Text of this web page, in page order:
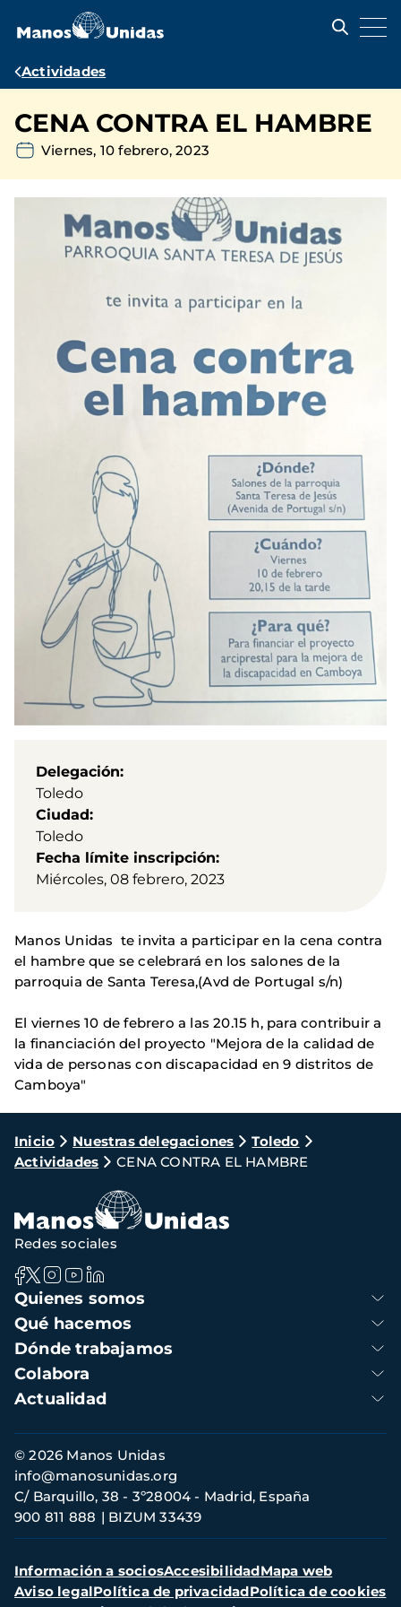
contenido
Ruta
navegación
Actividades
CENA CONTRA EL HAMBRE
Viernes, 10 febrero, 2023
Delegación
Toledo
Ciudad
Toledo
Fecha límite inscripción
Miércoles, 08 febrero, 2023
Manos Unidas te invita a participar en la cena contra
el hambre que se celebrará en los salones de la
parroquia de Santa Teresa,(Avd de Portugal s/n)
El viernes 10 de febrero a las 20.15 h, para contribuir a
la financiación del proyecto "Mejora de la calidad de
vida de personas con discapacidad en 9 distritos de
Camboya"
Ruta
de
navegación
Inicio Nuestras delegaciones
Toledo
Actividades
CENA CONTRA EL HAMBRE
Navegación
principal
Quienes somos
Qué hacemos
Dónde trabajamos
Colabora
Actualidad
Redes sociales
Información
de
contacto
© 2026 Manos Unidas
C/ Barquillo, 38 - 3º28004 - Madrid, España
900 811 888
BIZUM 33439
info@manosunidas.org
Menú
secundario
Información a sociosAccesibilidadMapa web
Aviso legalPolítica de privacidadPolítica de cookies